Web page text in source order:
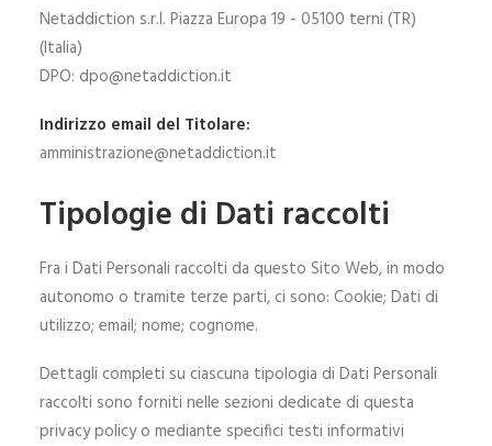
Netaddiction s.r.l. Piazza Europa 19 - 05100 terni (TR)
(Italia)
DPO: dpo@netaddiction.it
Indirizzo email del Titolare:
amministrazione@netaddiction.it
Tipologie di Dati raccolti
Fra i Dati Personali raccolti da questo Sito Web, in modo
autonomo o tramite terze parti, ci sono: Cookie; Dati di
utilizzo; email; nome; cognome.
Dettagli completi su ciascuna tipologia di Dati Personali
raccolti sono forniti nelle sezioni dedicate di questa
privacy policy o mediante specifici testi informativi